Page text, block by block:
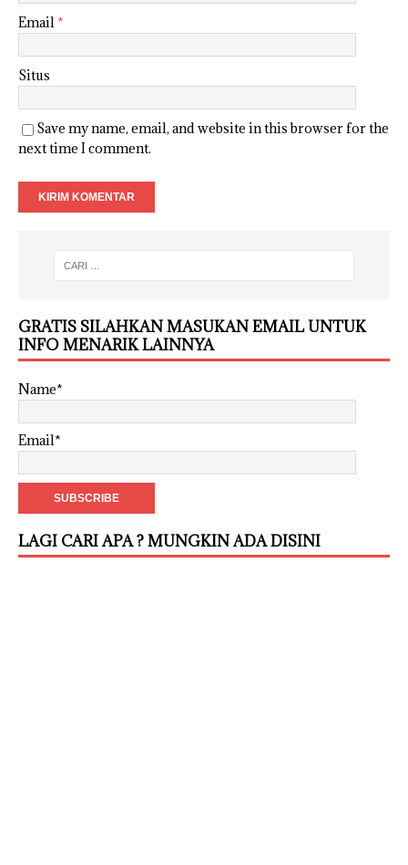
Email *
Situs
Save my name, email, and website in this browser for the
next time I comment.
GRATIS SILAHKAN MASUKAN EMAIL UNTUK
INFO MENARIK LAINNYA
Name*
Email*
LAGI CARI APA ? MUNGKIN ADA DISINI